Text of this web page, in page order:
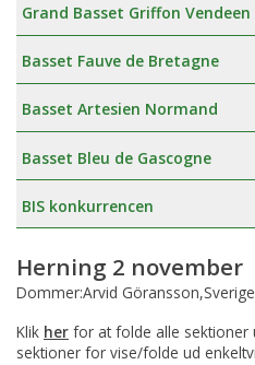
Grand Basset Griffon Vendeen
Basset Fauve de Bretagne
Basset Artesien Normand
Basset Bleu de Gascogne
BIS konkurrencen
Herning 2 november
Dommer:Arvid Göransson,Sverige
Klik her for at folde alle sektioner
sektioner for vise/folde ud